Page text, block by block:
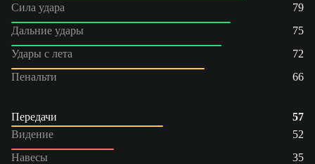
Сила удара
79
Дальние удары
75
Удары с лета
72
Пенальти
66
Передачи
57
Видение
52
Навесы
35